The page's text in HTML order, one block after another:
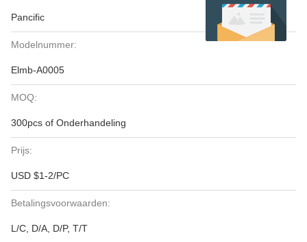
Pancific
Modelnummer:
Elmb-A0005
MOQ:
300pcs of Onderhandeling
Prijs:
USD $1-2/PC
Betalingsvoorwaarden:
L/C, D/A, D/P, T/T